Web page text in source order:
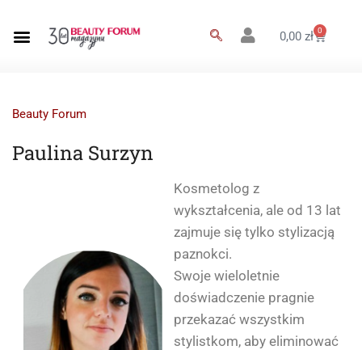
0,00zł 0
Beauty Forum
Paulina Surzyn
Kosmetolog z
wykształcenia, ale od 13 lat
zajmuje się tylko stylizacją
paznokci.
Swoje wieloletnie
doświadczenie pragnie
przekazać wszystkim
stylistkom, aby eliminować